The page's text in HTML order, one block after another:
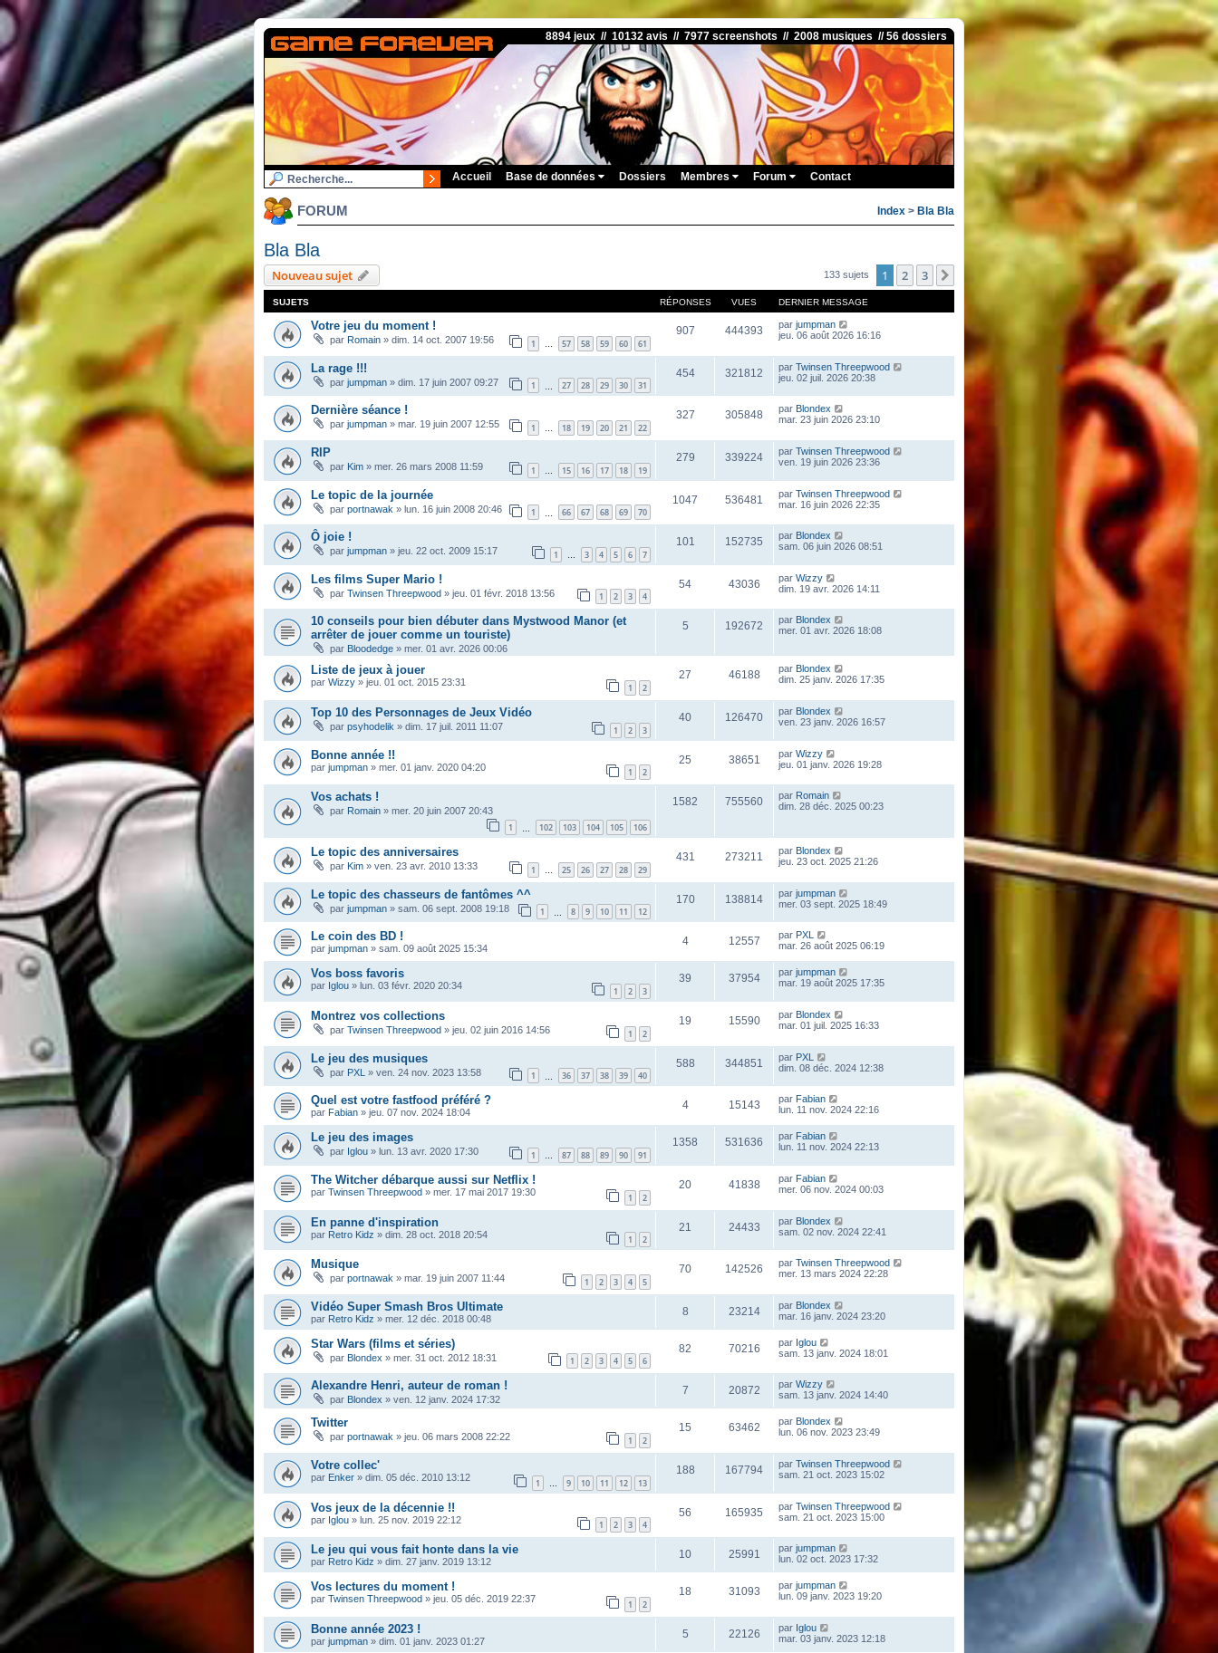
8894 jeux // 10132 avis // 7977 screenshots // 2008 musiques // 56 dossiers
Accueil Base de données Dossiers Membres Forum Contact
FORUM Index > Bla Bla
Bla Bla
Nouveau sujet 133 sujets 1 2 3 Suivante
SUJETS RÉPONSES VUES DERNIER MESSAGE
Votre jeu du moment !
par Romain » dim. 14 oct. 2007 19:56 1 … 57 58 59 60 61
907 444393 par jumpman
jeu. 06 août 2026 16:16
La rage !!!
par jumpman » dim. 17 juin 2007 09:27 1 27 28 29 30 31
454 321812 par Twinsen Threepwood
jeu. 02 juil. 2026 20:38
Dernière séance !
par jumpman » mar. 19 juin 2007 12:55 1 … 18 19 20 21 22
327 305848 par Blondex
mar. 23 juin 2026 23:10
RIP
par Kim » mer. 26 mars 2008 11:59 1 … 15 16 17 18 19
279 339224 par Twinsen Threepwood
ven. 19 juin 2026 23:36
Le topic de la journée
par portnawak » lun. 16 juin 2008 20:46 1 66 67 68 69 70
1047 536481 par Twinsen Threepwood
mar. 16 juin 2026 22:35
Ô joie !
par jumpman » jeu. 22 oct. 2009 15:17 1 … 3 4 5 6 7
101 152735 par Blondex
sam. 06 juin 2026 08:51
Les films Super Mario !
par Twinsen Threepwood » jeu. 01 févr. 2018 13:56 1 2 3 4
54 43036 par Wizzy
dim. 19 avr. 2026 14:11
10 conseils pour bien débuter dans Mystwood Manor (et
arrêter de jouer comme un touriste)
par Bloodedge » mer. 01 avr. 2026 00:06
5 192672 par Blondex
mer. 01 avr. 2026 18:08
Liste de jeux à jouer
par Wizzy » jeu. 01 oct. 2015 23:31 1 2
27 46188 par Blondex
dim. 25 janv. 2026 17:35
Top 10 des Personnages de Jeux Vidéo
par psyhodelik » dim. 17 juil. 2011 11:07 1 2 3
40 126470 par Blondex
ven. 23 janv. 2026 16:57
Bonne année !!
par jumpman » mer. 01 janv. 2020 04:20 1 2
25 38651 par Wizzy
jeu. 01 janv. 2026 19:28
Vos achats !
par Romain » mer. 20 juin 2007 20:43
1 102 103 104 105 106
1582 755560 par Romain
dim. 28 déc. 2025 00:23
Le topic des anniversaires
par Kim » ven. 23 avr. 2010 13:33 1 … 25 26 27 28 29
431 273211 par Blondex
jeu. 23 oct. 2025 21:26
Le topic des chasseurs de fantômes ^^
par jumpman » sam. 06 sept. 2008 19:18 1 8 9 10 11 12
170 138814 par jumpman
mer. 03 sept. 2025 18:49
Le coin des BD !
par jumpman » sam. 09 août 2025 15:34
4 12557 par PXL
mar. 26 août 2025 06:19
Vos boss favoris
par Iglou » lun. 03 févr. 2020 20:34 1 2 3
39 37954 par jumpman
mar. 19 août 2025 17:35
Montrez vos collections
par Twinsen Threepwood » jeu. 02 juin 2016 14:56 1 2
19 15590 par Blondex
mar. 01 juil. 2025 16:33
Le jeu des musiques
par PXL » ven. 24 nov. 2023 13:58 1 36 37 38 39 40
588 344851 par PXL
dim. 08 déc. 2024 12:38
Quel est votre fastfood préféré ?
par Fabian » jeu. 07 nov. 2024 18:04
4 15143 par Fabian
lun. 11 nov. 2024 22:16
Le jeu des images
par Iglou » lun. 13 avr. 2020 17:30 1 … 87 88 89 90 91
1358 531636 par Fabian
lun. 11 nov. 2024 22:13
The Witcher débarque aussi sur Netflix !
par Twinsen Threepwood » mer. 17 mai 2017 19:30 1 2
20 41838 par Fabian
mer. 06 nov. 2024 00:03
En panne d'inspiration
par Retro Kidz » dim. 28 oct. 2018 20:54 1 2
21 24433 par Blondex
sam. 02 nov. 2024 22:41
Musique
par portnawak » mar. 19 juin 2007 11:44 1 2 3 4 5
70 142526 par Twinsen Threepwood
mer. 13 mars 2024 22:28
Vidéo Super Smash Bros Ultimate
par Retro Kidz » mer. 12 déc. 2018 00:48
8 23214 par Blondex
mar. 16 janv. 2024 23:20
Star Wars (films et séries)
par Blondex » mer. 31 oct. 2012 18:31 1 2 3 4 5 6
82 70216 par Iglou
sam. 13 janv. 2024 18:01
Alexandre Henri, auteur de roman !
par Blondex » ven. 12 janv. 2024 17:32
7 20872 par Wizzy
sam. 13 janv. 2024 14:40
Twitter
par portnawak » jeu. 06 mars 2008 22:22 1 2
15 63462 par Blondex
lun. 06 nov. 2023 23:49
Votre collec'
par Enker » dim. 05 déc. 2010 13:12 1 … 9 10 11 12 13
188 167794 par Twinsen Threepwood
sam. 21 oct. 2023 15:02
Vos jeux de la décennie !!
par Iglou » lun. 25 nov. 2019 22:12 1 2 3 4
56 165935 par Twinsen Threepwood
sam. 21 oct. 2023 15:00
Le jeu qui vous fait honte dans la vie
par Retro Kidz » dim. 27 janv. 2019 13:12
10 25991 par jumpman
lun. 02 oct. 2023 17:32
Vos lectures du moment !
par Twinsen Threepwood » jeu. 05 déc. 2019 22:37 1 2
18 31093 par jumpman
lun. 09 janv. 2023 19:20
Bonne année 2023 !
par jumpman » dim. 01 janv. 2023 01:27
5 22126 par Iglou
mar. 03 janv. 2023 12:18